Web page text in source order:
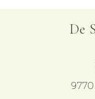
De
9770